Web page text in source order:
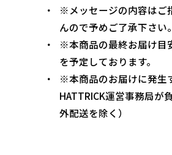
※メッセージの内容はご
んので予めご了承下さい。
※本商品の最終お届け目
を予定しております。
※本商品のお届けに発生
HATTRICK運営事務局が
外配送を除く）